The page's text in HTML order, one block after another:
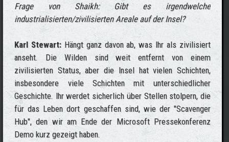
Frage von Shaikh: Gibt es irgendwelche
industrialisierten/zivilisierten Areale auf der Insel?
Karl Stewart: Hängt ganz davon ab, was Ihr als zivilisiert
anseht. Die Wilden sind weit entfernt von einem
zivilisierten Status, aber die Insel hat vielen Schichten,
insbesondere viele Schichten mit unterschiedlicher
Geschichte. Ihr werdet sicherlich über Stellen stolpern, die
für das Leben dort geschaffen sind, wie der "Scavenger
Hub", den wir am Ende der Microsoft Pressekonferenz
Demo kurz gezeigt haben.